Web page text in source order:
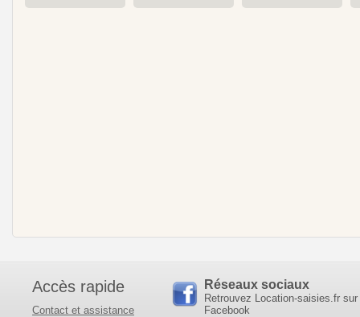
Accès rapide
Contact et assistance
Réseaux sociaux
Retrouvez Location-saisies.fr sur
Facebook